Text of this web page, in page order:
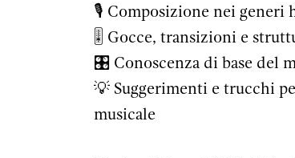
🎙️ Composizione nei generi
🎚 Gocce, transizioni e
🎛️ Conoscenza di base del
💡 Suggerimenti e trucchi
musicale